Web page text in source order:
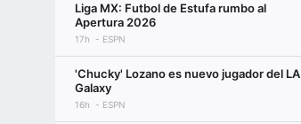
Liga MX: Futbol de Estufa rumbo al
Apertura 2026
17h ESPN
'Chucky' Lozano es nuevo jugador del LA
Galaxy
16h ESPN